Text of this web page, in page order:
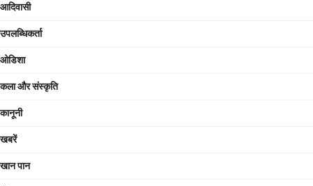
आदिवासी
उपलब्धिकर्ता
ओडिशा
कला और संस्कृति
कानूनी
खबरें
खान पान